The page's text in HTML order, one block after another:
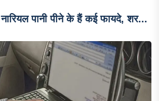
पानी पीने के हैं कई फायदे, शर...